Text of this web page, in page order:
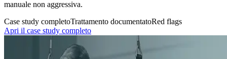
manuale non aggressiva.
Case study completoTrattamento documentatoRed flags
Apri il case study completo